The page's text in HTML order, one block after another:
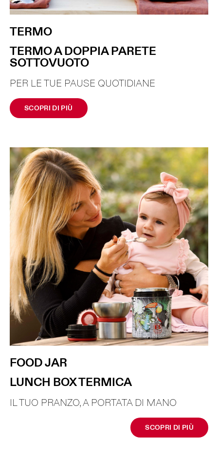
TERMO
TERMO A DOPPIA PARETE
SOTTOVUOTO
PER LE TUE PAUSE QUOTIDIANE
SCOPRI DI PIÙ
FOOD JAR
LUNCH BOX TERMICA
IL TUO PRANZO, A PORTATA DI MANO
SCOPRI DI PIÙ